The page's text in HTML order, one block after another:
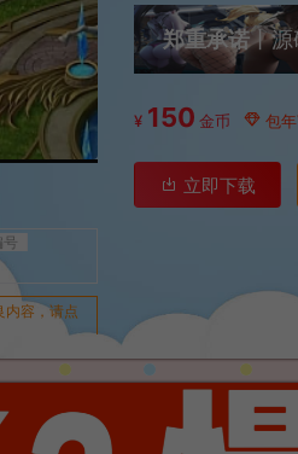
号
内容，请点
郑重承诺丨
¥ 150 金币 包
立即下载